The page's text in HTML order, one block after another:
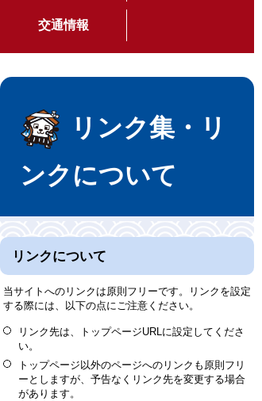
交通情報
リンク集・リ
ンクについて
リンクについて
当サイトへのリンクは原則フリーです。リンクを設定
する際には、以下の点にご注意ください。
リンク先は、トップページURLに設定してくださ
い。
トップページ以外のページへのリンクも原則フリ
ーとしますが、予告なくリンク先を変更する場合
があります。